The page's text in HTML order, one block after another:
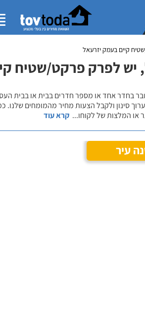
קיים בעמק יזרעאל
יש לפרק פרקט/שטיח
בחדר אחד או מספר חדרים בבית או בבית
סינון ולקבל הצעות מחיר מהמומחים שלנו.
או המלצות של לקוחו... קרא עוד
עיר